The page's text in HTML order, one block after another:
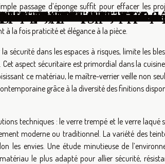
passage d’éponge suffit pour effacer les
Ce type de verre cuisine convient aussi bien
à la fois praticité et élégance à la pièce.
dans les espaces à risques, limite les
aspect sécuritaire est primordial dans la
ce matériau, le maître-verrier veille non
grâce à la diversité des finitions
techniques : le verre trempé et le verre laqué
moderne ou traditionnel. La variété des
les envies. Une étude minutieuse de
le plus adapté pour allier sécurité,
leur jardin ?chez soi ?
extérieur de votre domicile ?
d'une salle de bain ?
développement durable ?
personne pour votre
l'expérience en
l'ambiance d'une pièce
et conseils
critères considérer ?
elles l'espace intérieur ?
moderne ?
son intérieur : conseils
des tables de jardin
la colle à papier peint
bois massif
autonome et efficace
avec des grands pots
et astuces pour un
pour le jardin et la maison
un jardin urbain
locatives
au quotidien
étapes clés